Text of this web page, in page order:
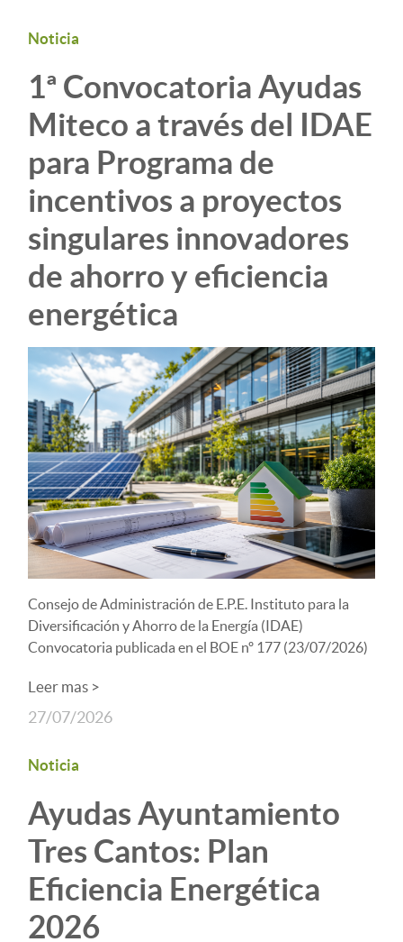
Noticia
1ª Convocatoria Ayudas
Miteco a través del IDAE
para Programa de
incentivos a proyectos
singulares innovadores
de ahorro y eficiencia
energética
Consejo de Administración de E.P.E. Instituto para la
Diversificación y Ahorro de la Energía (IDAE)
Convocatoria publicada en el BOE nº 177 (23/07/2026)
Leer mas >
27/07/2026
Noticia
Ayudas Ayuntamiento
Tres Cantos: Plan
Eficiencia Energética
2026